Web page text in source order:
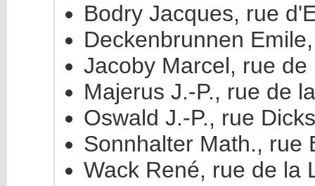
Bodry Jacques, rue
Deckenbrunnen
Jacoby Marcel, rue de
Majerus J.-P., rue de
Oswald J.-P., rue
Sonnhalter Math., rue
Wack René, rue de la